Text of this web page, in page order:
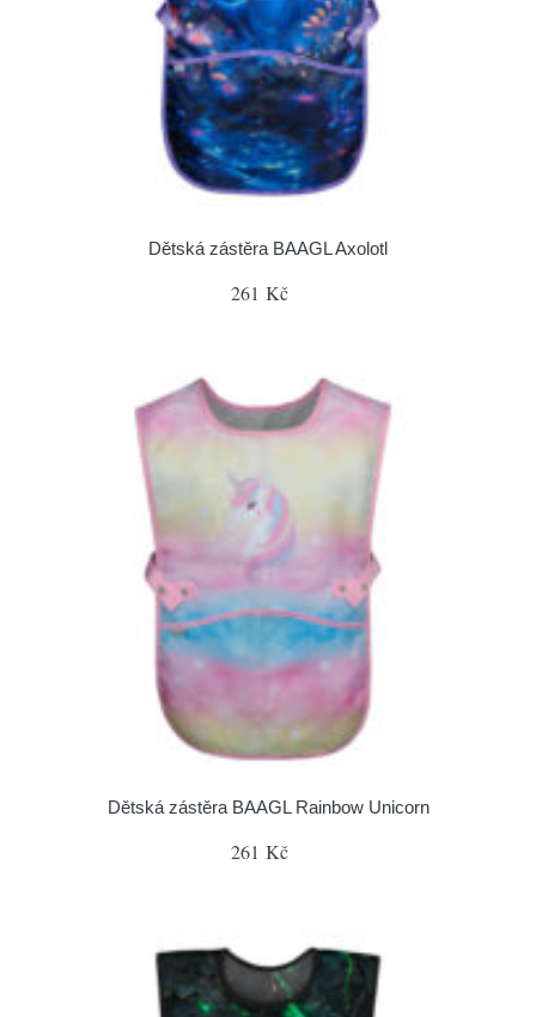
Dětská zástěra BAAGL Axolotl
261 Kč
Dětská zástěra BAAGL Rainbow Unicorn
261 Kč